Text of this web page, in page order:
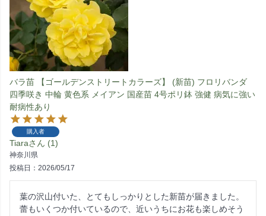
バラ苗 【ゴールデンストリートカラーズ】 (新苗) フロリバンダ
四季咲き 中輪 黄色系 メイアン 国産苗 4号ポリ鉢 強健 病気に強い
耐病性あり
購入者
Tiara 1
神奈川県
投稿日
2026/05/17
葉の沢山付いた、とてもしっかりとした新苗が届きました。
蕾もいくつか付いているので、近いうちにお花も楽しめそう